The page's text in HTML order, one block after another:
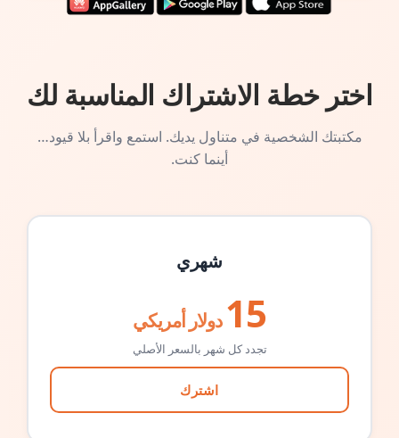
اختر خطة الاشتراك المناسبة لك
مكتبتك الشخصية في متناول يديك. استمع واقرأ بلا قيود…
أينما كنت.
شهري
15 دولار أمريكي
تجدد كل شهر بالسعر الأصلي
اشترك